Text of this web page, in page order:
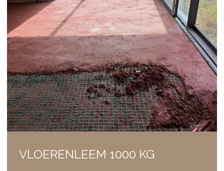
VLOERENLEEM 1000 KG